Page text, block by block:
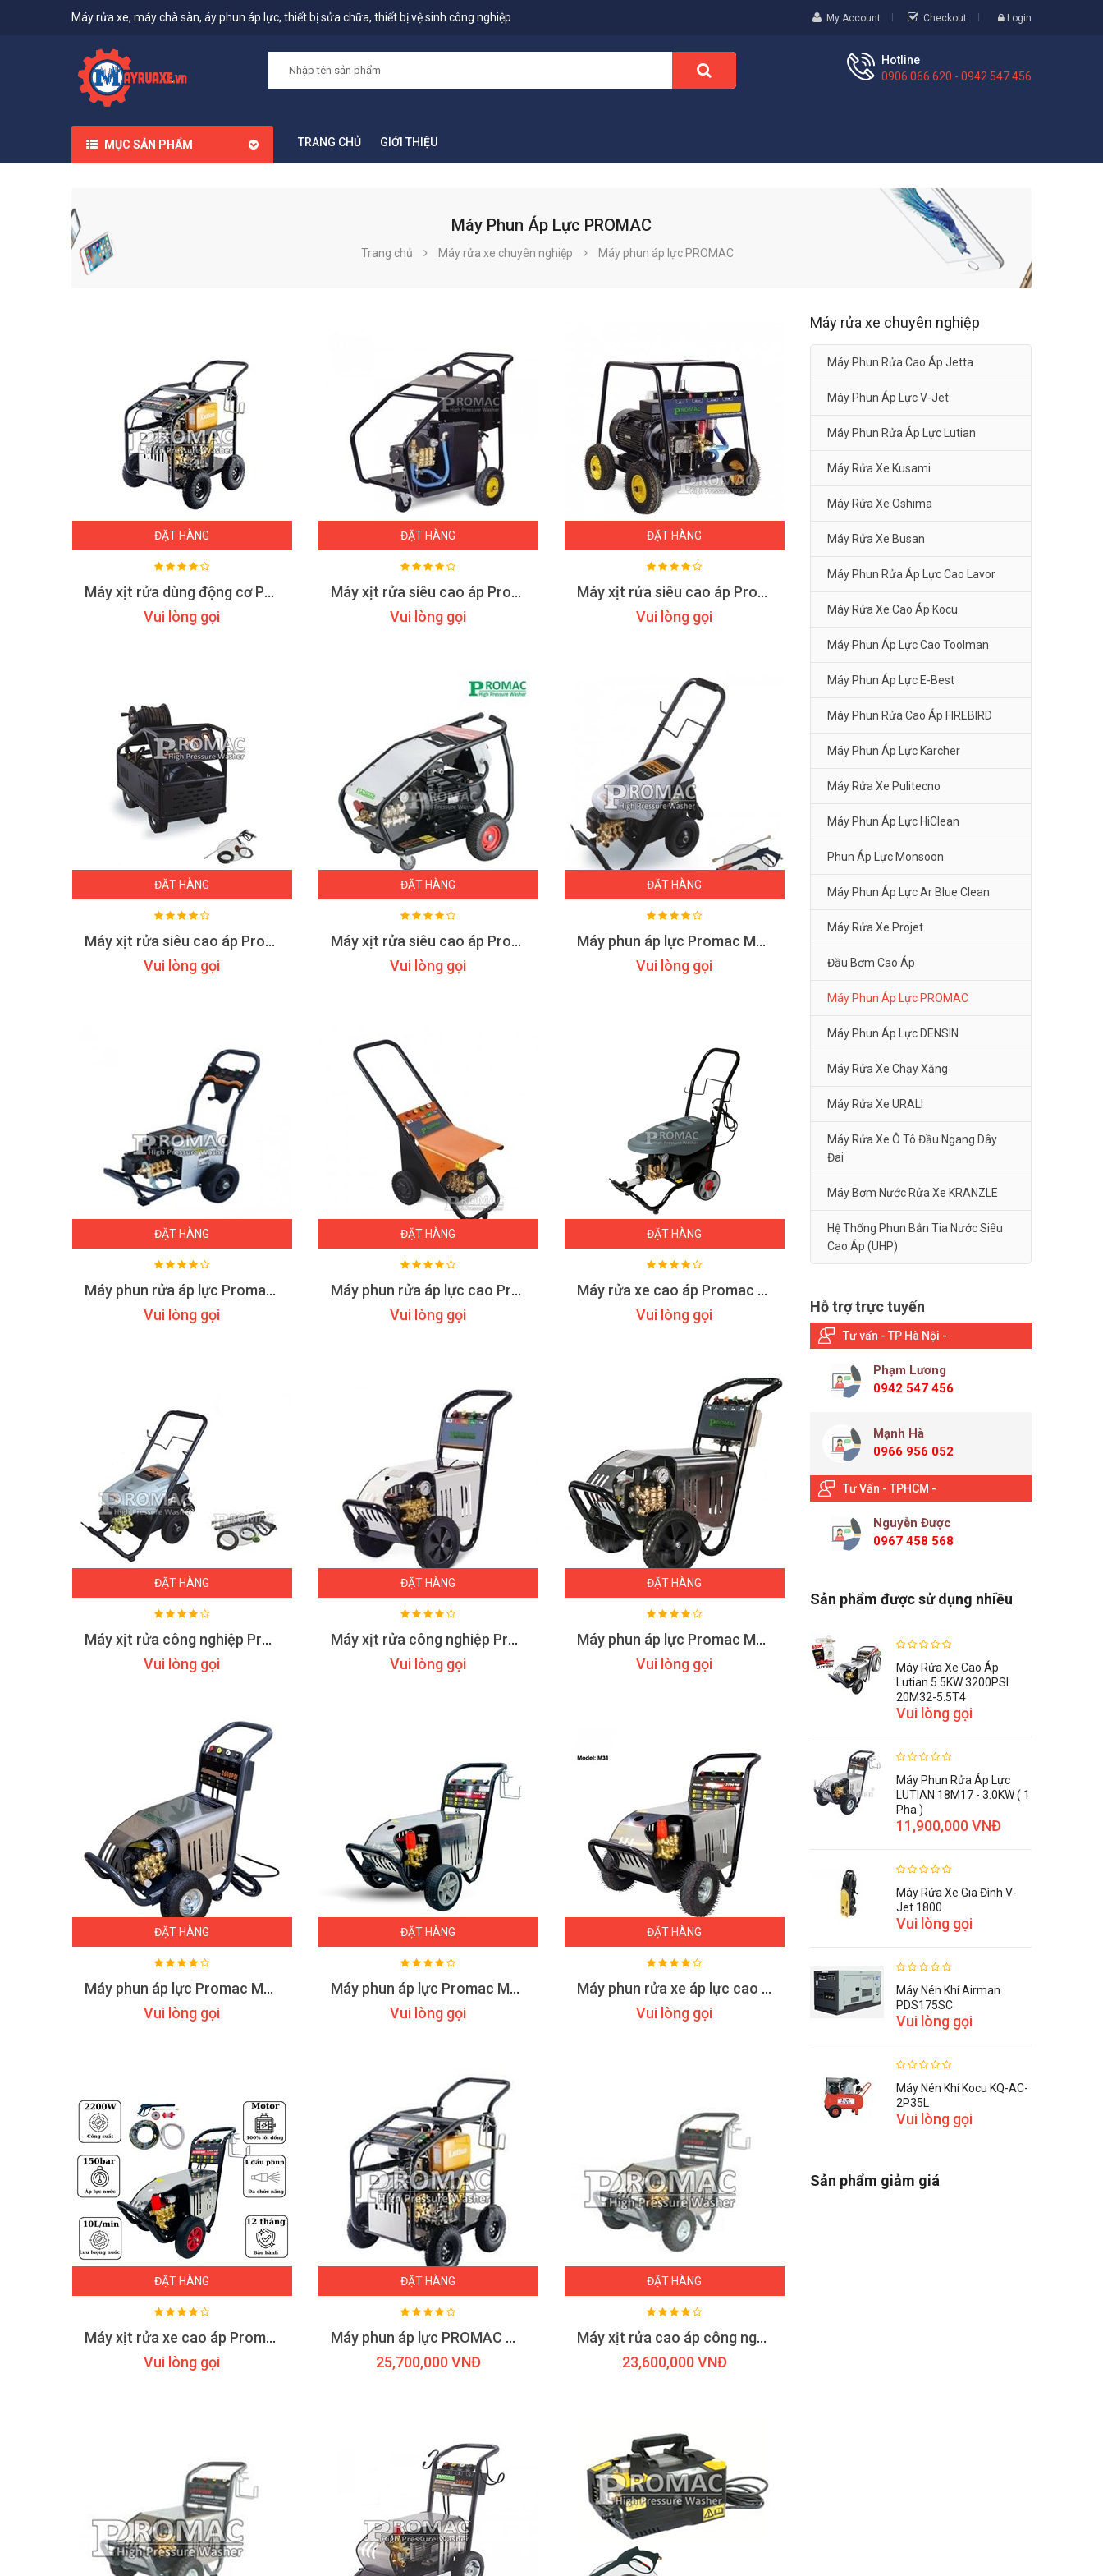
Máy rửa xe, máy chà sàn, áy phun áp lực, thiết bị sửa chữa, thiết bị vệ sinh công nghiệp My Account Checkout Login
Hotline
0906 066 620 - 0942 547 456
MỤC SẢN PHẨM TRANG CHỦ GIỚI THIỆU
Máy Phun Áp Lực PROMAC
Trang chủ Máy rửa xe chuyên nghiệp Máy phun áp lực PROMAC
ĐẶT HÀNG
Máy xịt rửa dùng động cơ Promac D36
Vui lòng gọi
ĐẶT HÀNG
Máy xịt rửa siêu cao áp Promac M2150
Vui lòng gọi
ĐẶT HÀNG
Máy xịt rửa siêu cao áp Promac M2135
Vui lòng gọi
ĐẶT HÀNG
Máy xịt rửa siêu cao áp Promac M58
Vui lòng gọi
ĐẶT HÀNG
Máy xịt rửa siêu cao áp Promac M58
Vui lòng gọi
ĐẶT HÀNG
Máy phun áp lực Promac M30
Vui lòng gọi
ĐẶT HÀNG
Máy phun rửa áp lực Promac M16
Vui lòng gọi
ĐẶT HÀNG
Máy phun rửa áp lực cao Promac M1508
Vui lòng gọi
ĐẶT HÀNG
Máy rửa xe cao áp Promac M1008
Vui lòng gọi
ĐẶT HÀNG
Máy xịt rửa công nghiệp Promac M32
Vui lòng gọi
ĐẶT HÀNG
Máy xịt rửa công nghiệp Promac M1518
Vui lòng gọi
ĐẶT HÀNG
Máy phun áp lực Promac M1510
Vui lòng gọi
ĐẶT HÀNG
Máy phun áp lực Promac M26
Vui lòng gọi
ĐẶT HÀNG
Máy phun áp lực Promac M36
Vui lòng gọi
ĐẶT HÀNG
Máy phun rửa xe áp lực cao Promac M31
Vui lòng gọi
ĐẶT HÀNG
Máy xịt rửa xe cao áp Promac M22
Vui lòng gọi
ĐẶT HÀNG
Máy phun áp lực PROMAC model D36
25,700,000 VNĐ
ĐẶT HÀNG
Máy xịt rửa cao áp công nghiệp PROMAC model M36
23,600,000 VNĐ
Máy rửa xe chuyên nghiệp
Máy Phun Rửa Cao Áp Jetta
Máy Phun Áp Lực V-Jet
Máy Phun Rửa Áp Lực Lutian
Máy Rửa Xe Kusami
Máy Rửa Xe Oshima
Máy Rửa Xe Busan
Máy Phun Rửa Áp Lực Cao Lavor
Máy Rửa Xe Cao Áp Kocu
Máy Phun Áp Lực Cao Toolman
Máy Phun Áp Lực E-Best
Máy Phun Rửa Cao Áp FIREBIRD
Máy Phun Áp Lực Karcher
Máy Rửa Xe Pulitecno
Máy Phun Áp Lực HiClean
Phun Áp Lực Monsoon
Máy Phun Áp Lực Ar Blue Clean
Máy Rửa Xe Projet
Đầu Bơm Cao Áp
Máy Phun Áp Lực PROMAC
Máy Phun Áp Lực DENSIN
Máy Rửa Xe Chạy Xăng
Máy Rửa Xe URALI
Máy Rửa Xe Ô Tô Đầu Ngang Dây
Đai
Máy Bơm Nước Rửa Xe KRANZLE
Hệ Thống Phun Bắn Tia Nước Siêu
Cao Áp (UHP)
Hỗ trợ trực tuyến
Tư vấn - TP Hà Nội -
Phạm Lương
0942 547 456
Mạnh Hà
0966 956 052
Tư Vấn - TPHCM -
Nguyễn Được
0967 458 568
Sản phẩm được sử dụng nhiều
Máy Rửa Xe Cao Áp
Lutian 5.5KW 3200PSI
20M32-5.5T4
Vui lòng gọi
Máy Phun Rửa Áp Lực
LUTIAN 18M17 - 3.0KW ( 1
Pha )
11,900,000 VNĐ
Máy Rửa Xe Gia Đình V-
Jet 1800
Vui lòng gọi
Máy Nén Khí Airman
PDS175SC
Vui lòng gọi
Máy Nén Khí Kocu KQ-AC-
2P35L
Vui lòng gọi
Sản phẩm giảm giá